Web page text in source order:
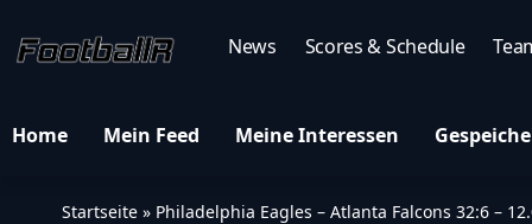
News Scores & Schedule
Home Mein Feed Meine Interessen
Startseite » Philadelphia Eagles – Atlanta Falcons 32:6 –